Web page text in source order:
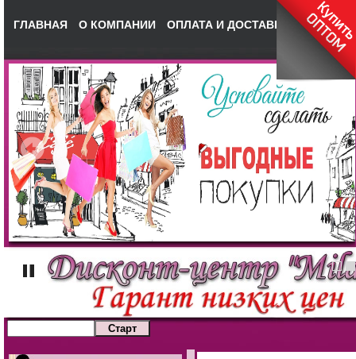
ГЛАВНАЯ О КОМПАНИИ ОПЛАТА И ДОСТАВКА